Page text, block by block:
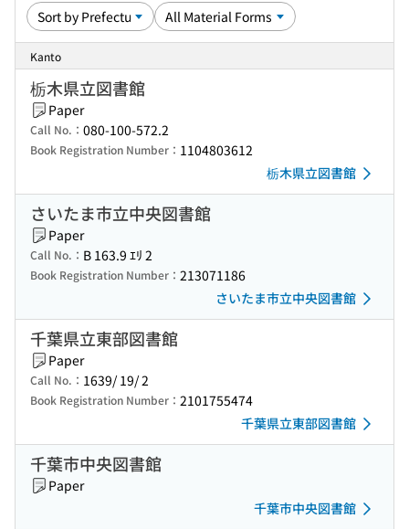
Kanto
栃木県立図書館
Paper
Call No.： 080-100-572.2
Book Registration Number： 1104803612
栃木県立図書館
さいたま市立中央図書館
Paper
Call No.： B 163.9 ｴﾘ 2
Book Registration Number： 213071186
さいたま市立中央図書館
千葉県立東部図書館
Paper
Call No.： 1639/ 19/ 2
Book Registration Number： 2101755474
千葉県立東部図書館
千葉市中央図書館
Paper
千葉市中央図書館